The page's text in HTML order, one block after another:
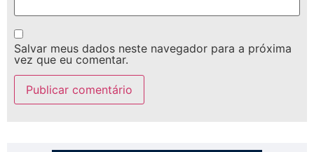
Salvar meus dados neste navegador para a próxima
vez que eu comentar.